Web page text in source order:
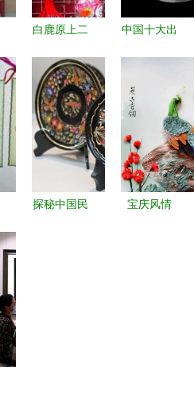
白鹿原上二
是你不知道
的事！——
藏在工艺美
术品中的隐
中国十大出
第一竟然是
柠檬酸与工
艺美术品
探秘中国民
宝庆风情